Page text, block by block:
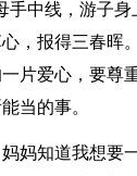
手中线，游子
，报得三春晖
片爱心，要尊
当的事。
妈知道我想要